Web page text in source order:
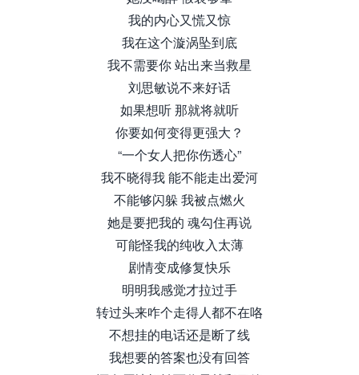
我的内心又慌又惊
我在这个漩涡坠到底
我不需要你 站出来当救星
刘思敏说不来好话
如果想听 那就将就听
你要如何变得更强大？
“一个女人把你伤透心”
我不晓得我 能不能走出爱河
不能够闪躲 我被点燃火
她是要把我的 魂勾住再说
可能怪我的纯收入太薄
剧情变成修复快乐
明明我感觉才拉过手
转过头来咋个走得人都不在咯
不想挂的电话还是断了线
我想要的答案也没有回答